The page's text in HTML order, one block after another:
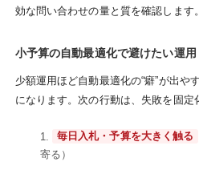
効な問い合わせの量と質を確認します。
小予算の自動最適化で避けたい運用
少額運用ほど自動最適化の“癖”が出や
になります。次の行動は、失敗を固定
毎日入札・予算を大きく触る
寄る）